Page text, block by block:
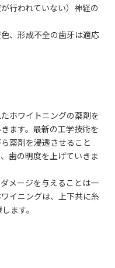
行われていない）神経の
、形成不全の歯牙は適応
ホワイトニングの薬剤を
ます。最新の工学技術を
薬剤を浸透させること
歯の明度を上げていきま
メージを与えることは一
イニングは、上下共に糸
ます。